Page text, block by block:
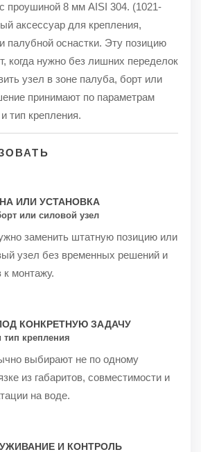
проушиной 8 мм AISI 304. (1021-
аксессуар для крепления,
палубной оснастки. Эту позицию
когда нужно без лишних переделок
узел в зоне палуба, борт или
принимают по параметрам
тип крепления.
ИЛИ УСТАНОВКА
или силовой узел
заменить штатную позицию или
узел без временных решений и
к монтажу.
КОНКРЕТНУЮ ЗАДАЧУ
тип крепления
выбирают не по одному
из габаритов, совместимости и
на воде.
И КОНТРОЛЬ